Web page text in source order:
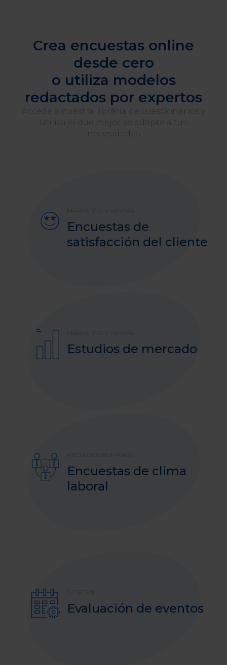
Crea encuestas online
desde cero
o utiliza modelos
redactados por expertos
Accede a nuestra librería de cuestionarios y
utiliza el que mejor se adapte a tus
necesidades
MARKETING Y VENTAS
Encuestas de
satisfacción del cliente
MARKETING Y VENTAS
Estudios de mercado
Encuestas de clima
laboral
Evaluación de eventos